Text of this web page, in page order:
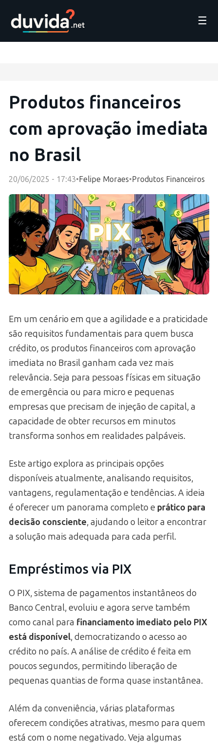
☰
Produtos financeiros
com aprovação imediata
no Brasil
20/06/2025 - 17:43•Felipe Moraes•Produtos Financeiros
Em um cenário em que a agilidade e a praticidade
são requisitos fundamentais para quem busca
crédito, os produtos financeiros com aprovação
imediata no Brasil ganham cada vez mais
relevância. Seja para pessoas físicas em situação
de emergência ou para micro e pequenas
empresas que precisam de injeção de capital, a
capacidade de obter recursos em minutos
transforma sonhos em realidades palpáveis.
Este artigo explora as principais opções
disponíveis atualmente, analisando requisitos,
vantagens, regulamentação e tendências. A ideia
é oferecer um panorama completo e prático para
decisão consciente, ajudando o leitor a encontrar
a solução mais adequada para cada perfil.
Empréstimos via PIX
O PIX, sistema de pagamentos instantâneos do
Banco Central, evoluiu e agora serve também
como canal para financiamento imediato pelo PIX
está disponível, democratizando o acesso ao
crédito no país. A análise de crédito é feita em
poucos segundos, permitindo liberação de
pequenas quantias de forma quase instantânea.
Além da conveniência, várias plataformas
oferecem condições atrativas, mesmo para quem
está com o nome negativado. Veja algumas